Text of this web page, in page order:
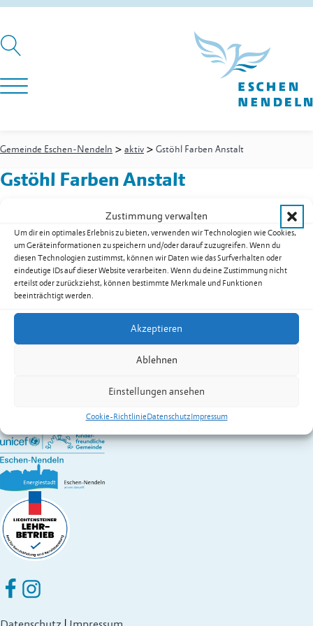
Zustimmung verwalten
Um dir ein optimales Erlebnis zu bieten, verwenden wir Technologien wie Cookies,
um Geräteinformationen zu speichern und/oder darauf zuzugreifen. Wenn du
diesen Technologien zustimmst, können wir Daten wie das Surfverhalten oder
eindeutige IDs auf dieser Website verarbeiten. Wenn du deine Zustimmung nicht
erteilst oder zurückziehst, können bestimmte Merkmale und Funktionen
beeinträchtigt werden.
Akzeptieren
Ablehnen
Einstellungen ansehen
Cookie-RichtlinieDatenschutzImpressum
Gemeinde Eschen-Nendeln > aktiv > Gstöhl Farben Anstalt
Gstöhl Farben Anstalt
Hub 6
9492Eschen
Mobil+41 78 228 49 89
E-Mailinfo@gstoehl-farben.li
Webgstoehl-farben.li/
Kontakt:GstöhlJulia
Fürstentum Liechtenstein
Eschen Nendeln auf Facebook
Eschen Nendeln auf Instagram